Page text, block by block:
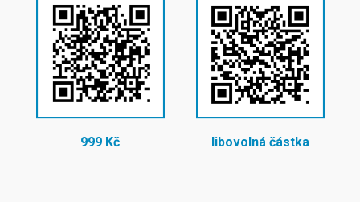
999 Kč libovolná částka